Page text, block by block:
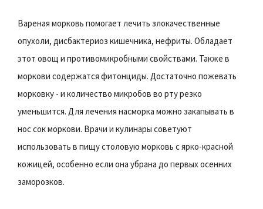
Вареная морковь помогает лечить злокачественные
опухоли, дисбактериоз кишечника, нефриты. Обладает
этот овощ и противомикробными свойствами. Также в
моркови содержатся фитонциды. Достаточно пожевать
морковку - и количество микробов во рту резко
уменьшится. Для лечения насморка можно закапывать в
нос сок моркови. Врачи и кулинары советуют
использовать в пищу столовую морковь с ярко-красной
кожицей, особенно если она убрана до первых осенних
заморозков.